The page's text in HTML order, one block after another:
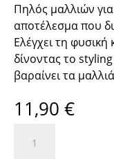
Πηλός μαλλιών
αποτέλεσμα που
Ελέγχει τη
δίνοντας το
βαραίνει τα
11,90 €
PASTE